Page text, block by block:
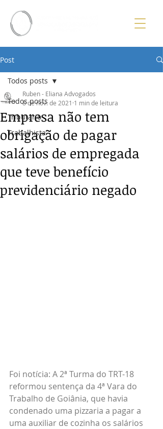
Post
Todos posts
Tributário
Trabalhista
Todos posts
Empresa não tem
obrigação de pagar
salários de empregada
que teve benefício
previdenciário negado
Ruben - Eliana Advogados
8 de nov. de 2021 1 min de leitura
Foi notícia: A 2ª Turma do TRT-18
reformou sentença da 4ª Vara do
Trabalho de Goiânia, que havia
condenado uma pizzaria a pagar a
uma auxiliar de cozinha os salários